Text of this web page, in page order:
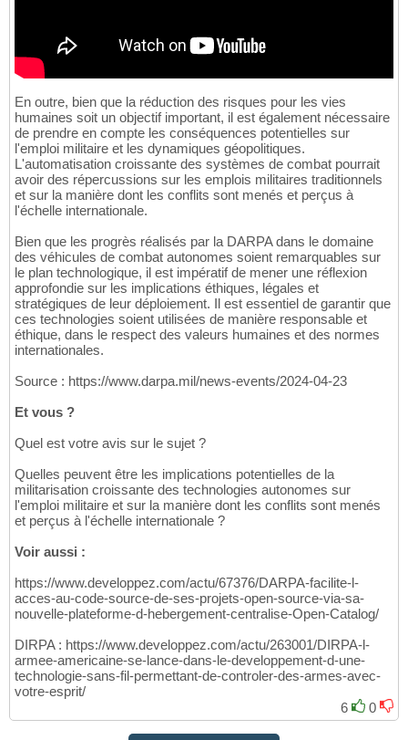
En outre, bien que la réduction des risques pour les vies
humaines soit un objectif important, il est également nécessaire
de prendre en compte les conséquences potentielles sur
l'emploi militaire et les dynamiques géopolitiques.
L'automatisation croissante des systèmes de combat pourrait
avoir des répercussions sur les emplois militaires traditionnels
et sur la manière dont les conflits sont menés et perçus à
l'échelle internationale.
Bien que les progrès réalisés par la DARPA dans le domaine
des véhicules de combat autonomes soient remarquables sur
le plan technologique, il est impératif de mener une réflexion
approfondie sur les implications éthiques, légales et
stratégiques de leur déploiement. Il est essentiel de garantir que
ces technologies soient utilisées de manière responsable et
éthique, dans le respect des valeurs humaines et des normes
internationales.
Source : https://www.darpa.mil/news-events/2024-04-23
Et vous ?
Quel est votre avis sur le sujet ?
Quelles peuvent être les implications potentielles de la
militarisation croissante des technologies autonomes sur
l'emploi militaire et sur la manière dont les conflits sont menés
et perçus à l'échelle internationale ?
Voir aussi :
https://www.developpez.com/actu/67376/DARPA-facilite-l-
acces-au-code-source-de-ses-projets-open-source-via-sa-
nouvelle-plateforme-d-hebergement-centralise-Open-Catalog/
DIRPA : https://www.developpez.com/actu/263001/DIRPA-l-
armee-americaine-se-lance-dans-le-developpement-d-une-
technologie-sans-fil-permettant-de-controler-des-armes-avec-
votre-esprit/
6
0